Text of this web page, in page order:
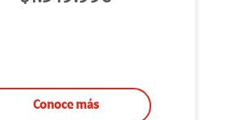
Conoce más